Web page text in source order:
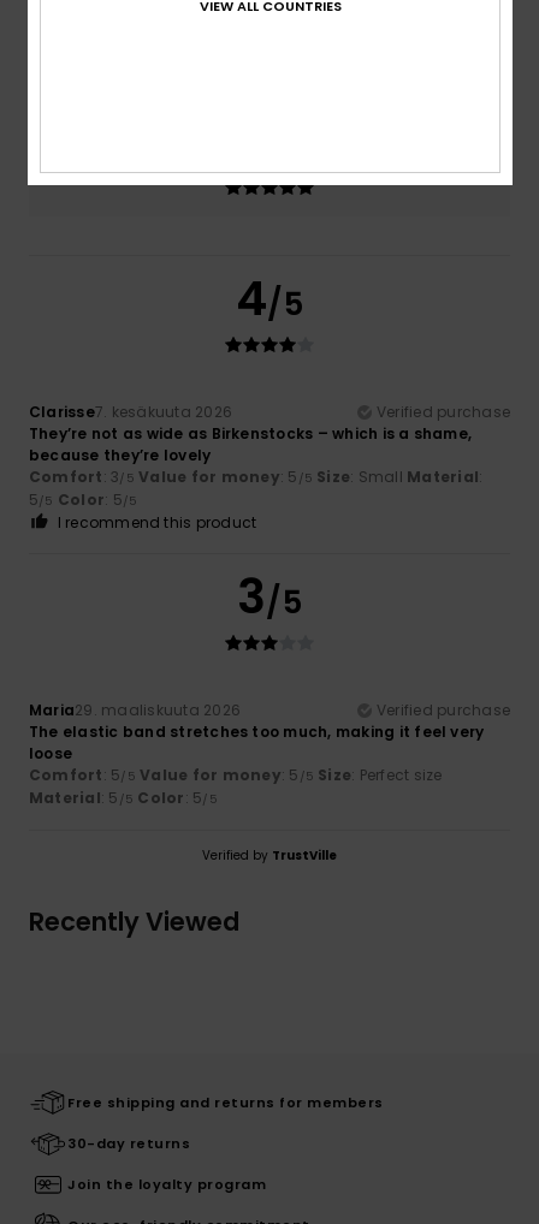
5.0
4/5
Clarisse7. kesäkuuta 2026
Verified purchase
They’re not as wide as Birkenstocks – which is a shame,
because they’re lovely
Comfort: 3/5 Value for money: 5 /5 Size: Small Material:
5/5 Color: 5/5
I recommend this product
3/5
Maria29. maaliskuuta 2026
Verified purchase
The elastic band stretches too much, making it feel very
loose
Comfort: 5/5 Value for money: 5 /5 Size: Perfect size
Material: 5 /5 Color: 5/5
Verified by TrustVille
Recently Viewed
Free shipping and returns for members
30-day returns
Join the loyalty program
VIEW ALL COUNTRIES